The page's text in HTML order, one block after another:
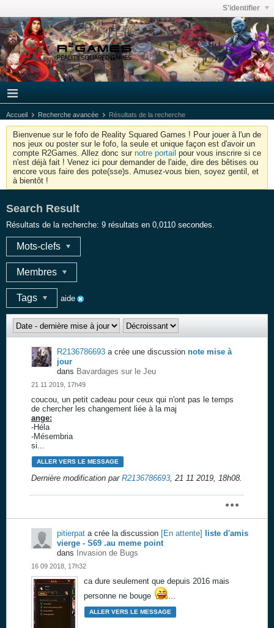
S'identifier
Accueil Recherche avancée Résultats de la recherche
Bienvenue sur le fofo de Reality Squared Games ! Pour jouer à l'un de
nos jeux ou poster sur le fofo, la seule et unique façon est d'avoir un
compte R2Games. Allez donc sur notre portail pour vous inscrire si ce
n'est déjà fait ! Venez ici pour demander de l'aide, dire des bêtises ou
encore vous faire des pote(sse)s. Amusez-vous bien, soyez gentil, et
à bientôt !
Search Result
Résultats de la recherche: 9 résultats en 0,0110 secondes.
Mots-clefs
Membres
Tags aide
R2136786693 a crée une discussion note mise à
jour
dans Bavardages sur le Jeu
21 11 2019, 17h49
coucou, un petit cadeau pour ceux qui n'ont pas le temps
de chercher les changement liée à la maj
ange:
-Héla
-Mésembria
si...
ALLER VERS LE MESSAGE
Dernière modification par R2136786693, 21 11 2019, 18h08.
pitierpat a crée la discussion [En attente]
liste d'amis
vierge - S69 .au meme point
dans
Invasion de Bugs
16 09 2018, 17h32
ca dure seulement que depuis 2016 mais
personne ne bouge
...
ALLER VERS LE MESSAGE